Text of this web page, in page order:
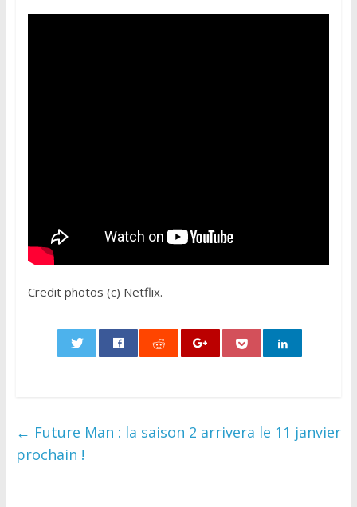
Credit photos (c) Netflix.
← Future Man : la saison 2 arrivera le 11 janvier
prochain !